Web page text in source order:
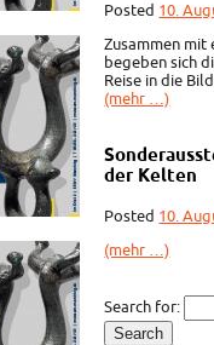
Posted 10.
Zusammen mit
begeben sich
Reise in die
(mehr …)
der Kelten
Posted 10.
(mehr …)
Search for: